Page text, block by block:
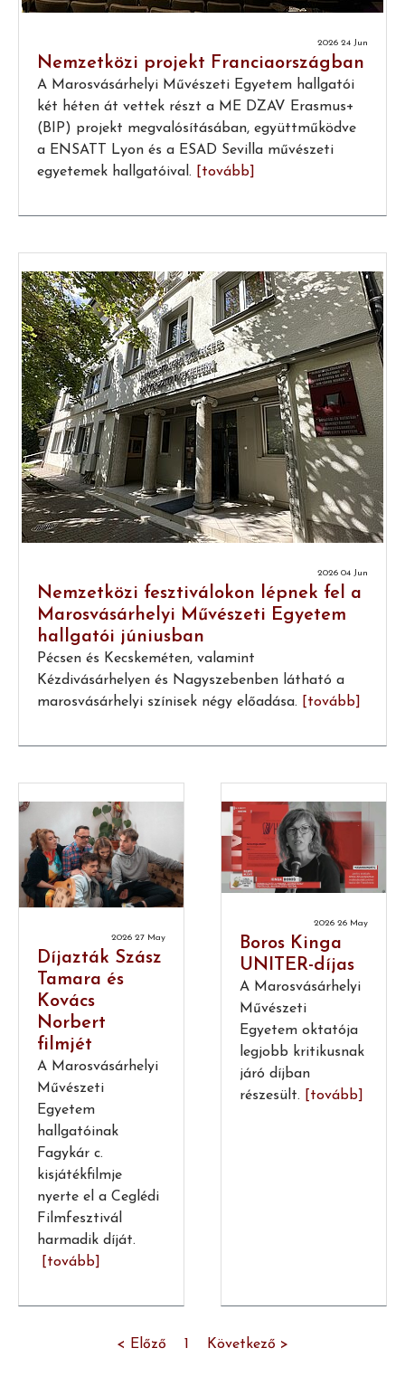
2026 24 Jun
Nemzetközi projekt Franciaországban
A Marosvásárhelyi Művészeti Egyetem hallgatói
két héten át vettek részt a ME DZAV Erasmus+
(BIP) projekt megvalósításában, együttműködve
a ENSATT Lyon és a ESAD Sevilla művészeti
egyetemek hallgatóival.
[tovább]
2026 04 Jun
Nemzetközi fesztiválokon lépnek fel a
Marosvásárhelyi Művészeti Egyetem
hallgatói júniusban
Pécsen és Kecskeméten, valamint
Kézdivásárhelyen és Nagyszebenben látható a
marosvásárhelyi színisek négy előadása.
[tovább]
2026 27 May
Díjazták Szász
Tamara és
Kovács
Norbert
filmjét
A Marosvásárhelyi
Művészeti
Egyetem
hallgatóinak
Fagykár c.
kisjátékfilmje
nyerte el a Ceglédi
Filmfesztivál
harmadik díját.
[tovább]
2026 26 May
Boros Kinga
UNITER-díjas
A Marosvásárhelyi
Művészeti
Egyetem oktatója
legjobb kritikusnak
járó díjban
részesült.
[tovább]
< Előző 1 Következő >